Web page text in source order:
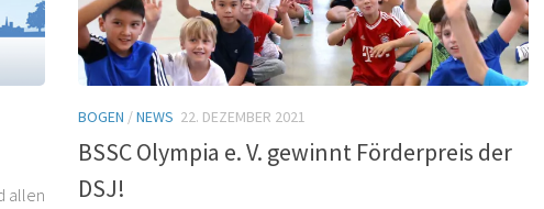
allen
BOGEN /NEWS 22. DEZEMBER 2021
BSSC Olympia e. V. gewinnt Förderpreis der
DSJ!